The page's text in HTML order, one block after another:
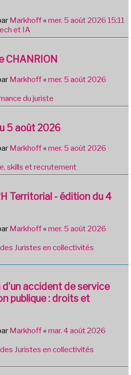
Markhoff« mer. 5 août 2026 15:11
et IA
CHANRION
Markhoff« mer. 5 août 2026
du juriste
5 août 2026
Markhoff« mer. 5 août 2026
skills et recrutement
Territorial - édition du 4
Markhoff« mer. 5 août 2026
Juristes en collectivités
accident de service
publique : droits et
Markhoff« mar. 4 août 2026
Juristes en collectivités